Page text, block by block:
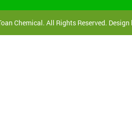
Chemical. All Rights Reserved. Design